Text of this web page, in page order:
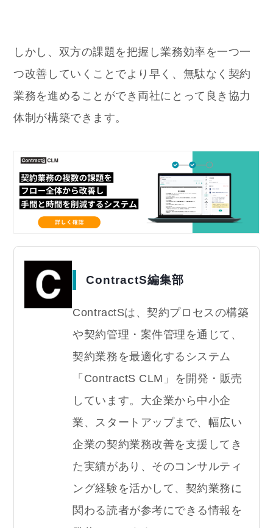
しかし、双方の課題を把握し業務効率を一つ一
つ改善していくことでより早く、無駄なく契約
業務を進めることができ両社にとって良き協力
体制が構築できます。
ContractS編集部
ContractSは、契約プロセスの構築
や契約管理・案件管理を通じて、
契約業務を最適化するシステム
「ContractS CLM」を開発・販売
しています。大企業から中小企
業、スタートアップまで、幅広い
企業の契約業務改善を支援してき
た実績があり、そのコンサルティ
ング経験を活かして、契約業務に
関わる読者が参考にできる情報を